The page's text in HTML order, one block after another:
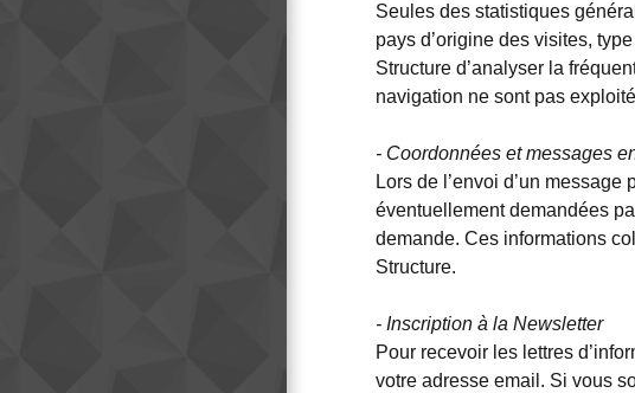
Seules des statistiques
pays d’origine des visites,
Structure d’analyser la
navigation ne sont pas
- Coordonnées et messages
Lors de l’envoi d’un
éventuellement demandées
demande. Ces informations
Structure.
- Inscription à la Newsletter
Pour recevoir les lettres
votre adresse email. Si vous